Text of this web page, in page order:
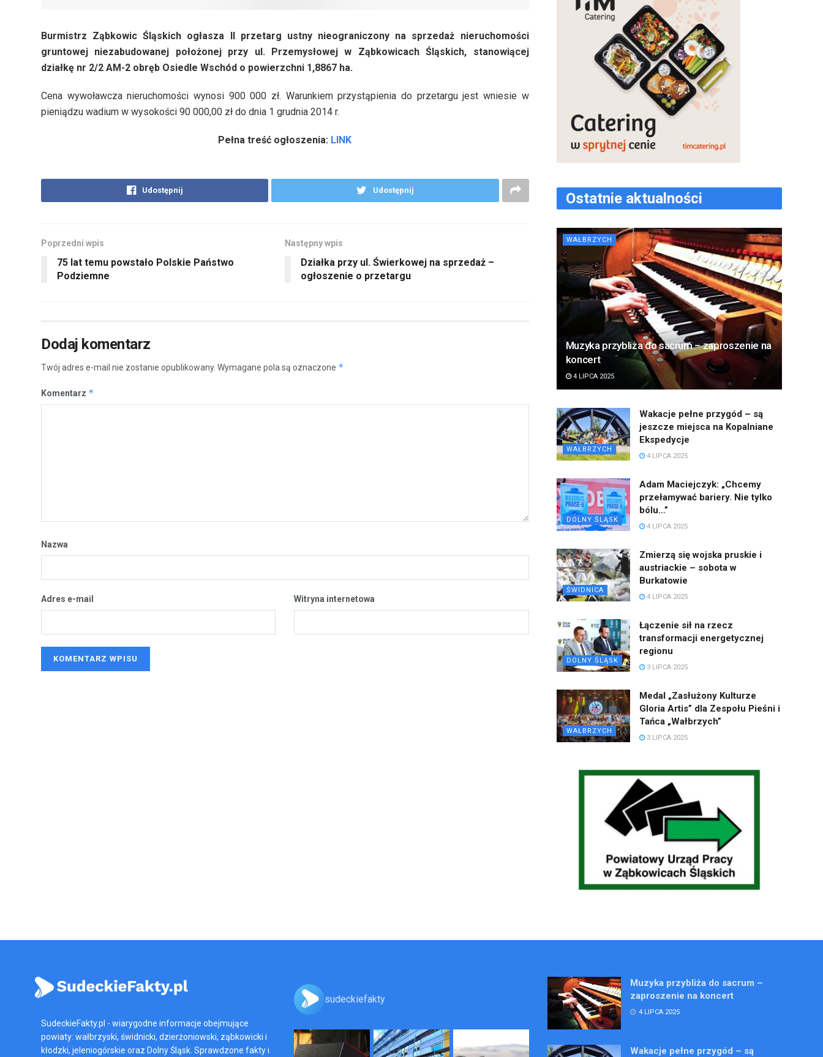
Burmistrz Ząbkowic Śląskich ogłasza II przetarg ustny nieograniczony na sprzedaż nieruchomości
gruntowej niezabudowanej położonej przy ul. Przemysłowej w Ząbkowicach Śląskich, stanowiącej
działkę nr 2/2 AM-2 obręb Osiedle Wschód o powierzchni 1,8867 ha.
Cena wywoławcza nieruchomości wynosi 900 000 zł. Warunkiem przystąpienia do przetargu jest wniesie w
pieniądzu wadium w wysokości 90 000,00 zł do dnia 1 grudnia 2014 r.
Pełna treść ogłoszenia: LINK
Udostępnij Udostępnij
Poprzedni wpis
75 lat temu powstało Polskie Państwo
Podziemne
Następny wpis
Działka przy ul. Świerkowej na sprzedaż –
ogłoszenie o przetargu
Dodaj komentarz
Twój adres e-mail nie zostanie opublikowany. Wymagane pola są oznaczone *
Komentarz *
Nazwa
Adres e-mail Witryna internetowa
Ostatnie aktualności
WAŁBRZYCH
Muzyka przybliża do sacrum – zaproszenie na
koncert
4 LIPCA 2025
WAŁBRZYCH
Wakacje pełne przygód – są
jeszcze miejsca na Kopalniane
Ekspedycje
4 LIPCA 2025
DOLNY ŚLĄSK
Adam Maciejczyk: „Chcemy
przełamywać bariery. Nie tylko
bólu…”
4 LIPCA 2025
ŚWIDNICA
Zmierzą się wojska pruskie i
austriackie – sobota w
Burkatowie
4 LIPCA 2025
DOLNY ŚLĄSK
Łączenie sił na rzecz
transformacji energetycznej
regionu
3 LIPCA 2025
WAŁBRZYCH
Medal „Zasłużony Kulturze
Gloria Artis” dla Zespołu Pieśni i
Tańca „Wałbrzych”
3 LIPCA 2025
SudeckieFakty.pl - wiarygodne informacje obejmujące
powiaty: wałbrzyski, świdnicki, dzierżoniowski, ząbkowicki i
kłodzki, jeleniogórskie oraz Dolny Śląsk. Sprawdzone fakty i
sudeckiefakty
Muzyka przybliża do sacrum –
zaproszenie na koncert
4 LIPCA 2025
Wakacje pełne przygód – są